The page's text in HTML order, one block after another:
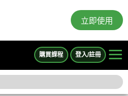
立即使用
購買課程 登入/註冊